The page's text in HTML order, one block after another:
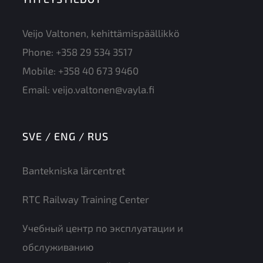
Veijo Valtonen, kehittämispäällikkö
Phone: +358 29 534 3517
Mobile: +358 40 673 9460
Email: veijo.valtonen@vayla.fi
SVE / ENG / RUS
Bantekniska lärcentret
RTC Railway Training Center
Учебный центр по эксплуатации и
обслуживанию